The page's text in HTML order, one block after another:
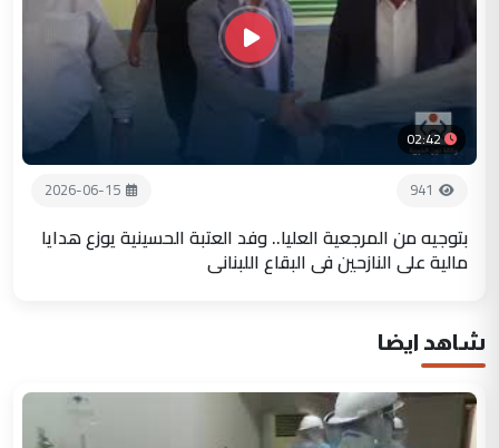
02:42
941
2026-06-15
بتوجيه من المرجعية العليا.. وفد العتبة الحسينية يوزع هدايا
مالية على النازحين في البقاع اللبناني
شاهد ايضا